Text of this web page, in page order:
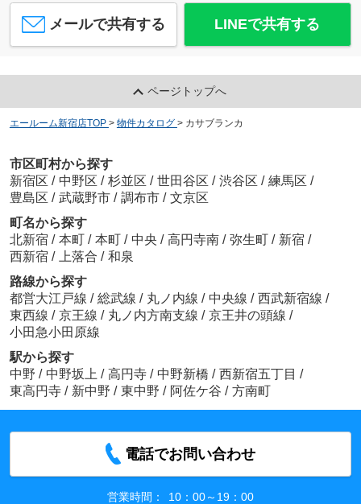
メールで共有する LINEで共有する
ページトップへ
エールーム新宿店TOP > 物件カタログ > カサブランカ
市区町村から探す
新宿区 / 中野区 / 杉並区 / 世田谷区 / 渋谷区 / 練馬区 /
豊島区 / 武蔵野市 / 調布市 / 文京区
町名から探す
北新宿 / 本町 / 本町 / 中央 / 高円寺南 / 弥生町 / 新宿 /
西新宿 / 上落合 / 和泉
路線から探す
都営大江戸線 / 総武線 / 丸ノ内線 / 中央線 / 西武新宿線 /
東西線 / 京王線 / 丸ノ内方南支線 / 京王井の頭線 /
小田急小田原線
駅から探す
中野 / 中野坂上 / 高円寺 / 中野新橋 / 西新宿五丁目 /
東高円寺 / 新中野 / 東中野 / 阿佐ケ谷 / 方南町
電話でお問い合わせ
営業時間：
10：00～19：00